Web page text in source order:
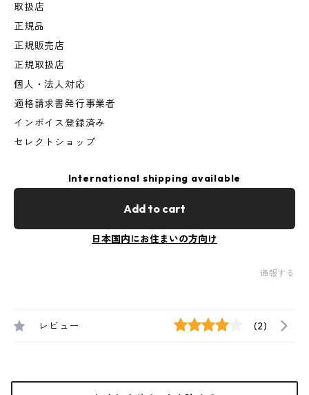
取扱店
正規品
正規販売店
正規取扱店
個人・法人対応
適格請求書発行事業者
インボイス登録済み
セレクトショップ
International shipping available
Add to cart
日本国内にお住まいの方向け
通報する
レビュー (2)